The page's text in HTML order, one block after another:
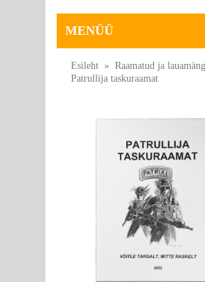
MENÜÜ
Esileht » Raamatud ja
Patrullija taskuraamat